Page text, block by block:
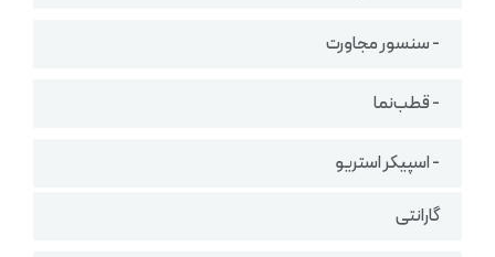
- سنسور مجاورت
- قطب‌نما
- اسپیکر استریو
گارانتی